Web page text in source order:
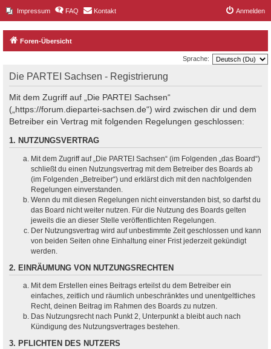
Impressum FAQ Kontakt Anmelden
Foren-Übersicht
Sprache:
Die PARTEI Sachsen - Registrierung
Mit dem Zugriff auf „Die PARTEI Sachsen“
(„https://forum.diepartei-sachsen.de“) wird zwischen dir und dem
Betreiber ein Vertrag mit folgenden Regelungen geschlossen:
1. NUTZUNGSVERTRAG
Mit dem Zugriff auf „Die PARTEI Sachsen“ (im Folgenden „das Board“)
schließt du einen Nutzungsvertrag mit dem Betreiber des Boards ab
(im Folgenden „Betreiber“) und erklärst dich mit den nachfolgenden
Regelungen einverstanden.
Wenn du mit diesen Regelungen nicht einverstanden bist, so darfst du
das Board nicht weiter nutzen. Für die Nutzung des Boards gelten
jeweils die an dieser Stelle veröffentlichten Regelungen.
Der Nutzungsvertrag wird auf unbestimmte Zeit geschlossen und kann
von beiden Seiten ohne Einhaltung einer Frist jederzeit gekündigt
werden.
2. EINRÄUMUNG VON NUTZUNGSRECHTEN
Mit dem Erstellen eines Beitrags erteilst du dem Betreiber ein
einfaches, zeitlich und räumlich unbeschränktes und unentgeltliches
Recht, deinen Beitrag im Rahmen des Boards zu nutzen.
Das Nutzungsrecht nach Punkt 2, Unterpunkt a bleibt auch nach
Kündigung des Nutzungsvertrages bestehen.
3. PFLICHTEN DES NUTZERS